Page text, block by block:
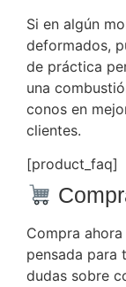
Si en algún
deformados,
de práctica
una
conos en
clientes.
[product_faq]
Compra ahora
pensada para
dudas sobre